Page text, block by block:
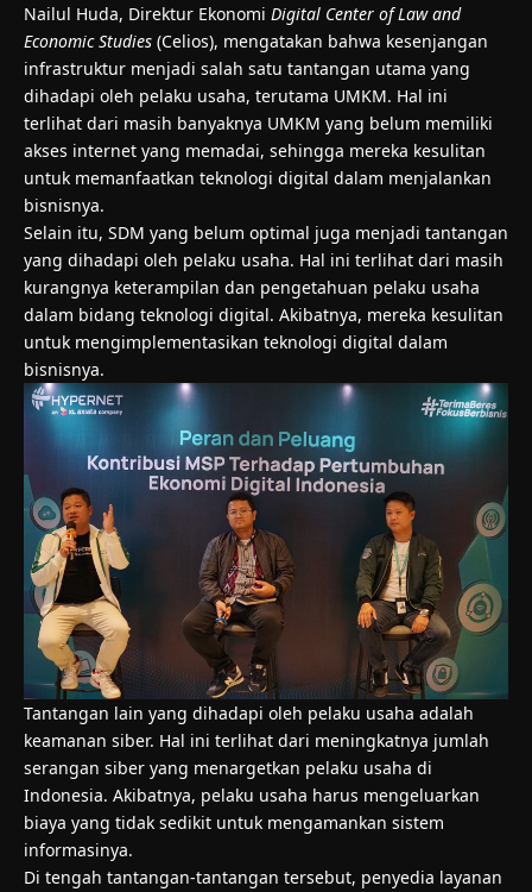
Nailul Huda, Direktur Ekonomi Digital Center of Law and
Economic Studies (Celios), mengatakan bahwa kesenjangan
infrastruktur menjadi salah satu tantangan utama yang
dihadapi oleh pelaku usaha, terutama UMKM. Hal ini
terlihat dari masih banyaknya UMKM yang belum memiliki
akses internet yang memadai, sehingga mereka kesulitan
untuk memanfaatkan teknologi digital dalam menjalankan
bisnisnya.
Selain itu, SDM yang belum optimal juga menjadi tantangan
yang dihadapi oleh pelaku usaha. Hal ini terlihat dari masih
kurangnya keterampilan dan pengetahuan pelaku usaha
dalam bidang teknologi digital. Akibatnya, mereka kesulitan
untuk mengimplementasikan teknologi digital dalam
bisnisnya.
Tantangan lain yang dihadapi oleh pelaku usaha adalah
keamanan siber. Hal ini terlihat dari meningkatnya jumlah
serangan siber yang menargetkan pelaku usaha di
Indonesia. Akibatnya, pelaku usaha harus mengeluarkan
biaya yang tidak sedikit untuk mengamankan sistem
informasinya.
Di tengah tantangan-tantangan tersebut, penyedia layanan